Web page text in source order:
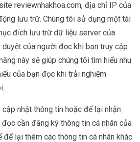
reviewnhakhoa.com, địa chỉ IP của
lưu trữ. Chúng tôi sử dụng một tài
đích lưu trữ dữ liệu server của
của người đọc khi bạn truy cập
này sẽ giúp chúng tôi tìm hiểu nhu
của bạn đọc khi trải nghiệm
nhật thông tin hoặc để lại nhận
cần đăng ký thông tin cá nhân của
để lại thêm các thông tin cá nhân khác